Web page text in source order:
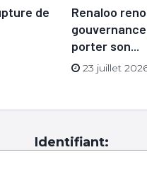
de
Renaloo
porter son...
23 juillet
Identifiant: